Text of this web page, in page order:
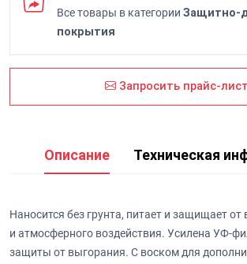
Все товары в категории Защитно-
покрытия
Запросить прайс-лист
Описание Техническая
Наносится без грунта, питает и защищает от
и атмосферного воздействия. Усилена УФ-
защиты от выгорания. С воском для